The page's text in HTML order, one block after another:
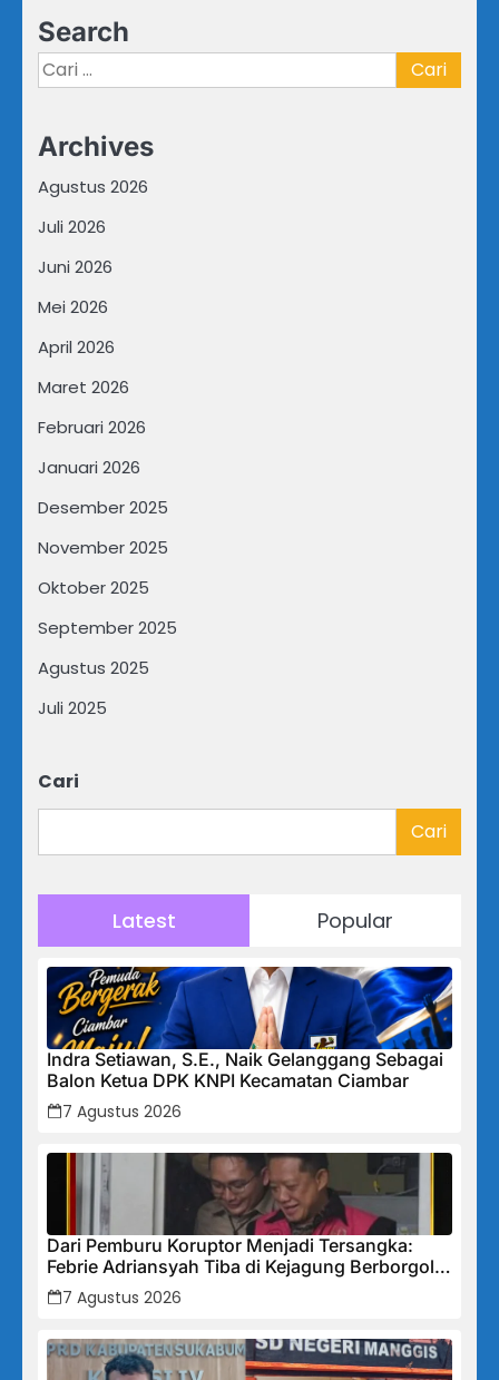
Search
Cari
untuk:
Archives
Agustus 2026
Juli 2026
Juni 2026
Mei 2026
April 2026
Maret 2026
Februari 2026
Januari 2026
Desember 2025
November 2025
Oktober 2025
September 2025
Agustus 2025
Juli 2025
Cari
Cari
Latest Popular
Indra Setiawan, S.E., Naik Gelanggang Sebagai
Balon Ketua DPK KNPI Kecamatan Ciambar
7 Agustus 2026
Dari Pemburu Koruptor Menjadi Tersangka:
Febrie Adriansyah Tiba di Kejagung Berborgol,
Bawa Map Biru dan Senyum Penuh Teka-teki
7 Agustus 2026